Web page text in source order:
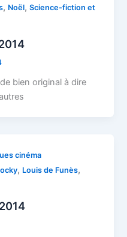
, Noël,Science-fiction et
bien original à dire
cinéma
, Louis de Funès,